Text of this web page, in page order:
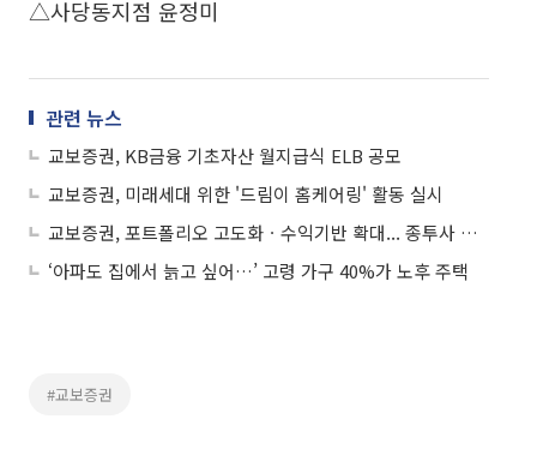
△사당동지점 윤정미
관련 뉴스
교보증권, KB금융 기초자산 월지급식 ELB 공모
교보증권, 미래세대 위한 '드림이 홈케어링' 활동 실시
교보증권, 포트폴리오 고도화ㆍ수익기반 확대... 종투사 진입 총력전 나선다
‘아파도 집에서 늙고 싶어…’ 고령 가구 40%가 노후 주택
#교보증권